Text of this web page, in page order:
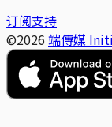
订阅支持
©2026 端傳媒